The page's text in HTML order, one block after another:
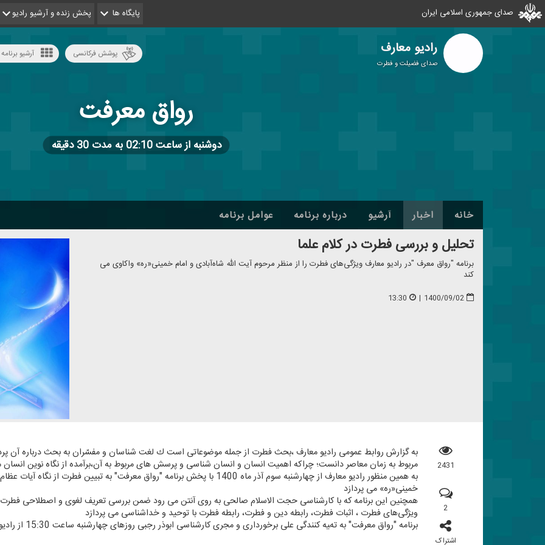
صدای جمهوری اسلامی ایران پایگاه ها پخش زنده و آرشیو رادیو
رادیو معارف
صدای فضیلت و فطرت
آرشیو پوشش فرکانسی
رواق معرفت
دوشنبه از ساعت 02:10 به مدت 30 دقیقه
خانه اخبار آرشیو درباره برنامه عوامل برنامه
تحلیل و بررسی فطرت در كلام علما
برنامه "رواق معرف "در رادیو معارف ویژگی‌های فطرت را از منظر مرحوم آیت الله شاه‌آبادی و امام خمینی«ره» واكاوی می
كند
1400/09/02
|
13:30
2431
2
اشتراک
به گزارش روابط عمومی رادیو معارف ،‌بحث فطرت از جمله موضوعاتی است ك لغت شناسان و مفسّران به بحث درباره آن
مربوط به زمان معاصر دانست؛ چراكه اهمیت انسان و انسان شناسی و پرسش های مربوط به آن،برآمده از نگاه نوین
به همین منظور رادیو معارف از چهارشنبه سوم آذر ماه 1400 با پخش برنامه "رواق معرفت" به تبیین
خمینی«ره» می پردازد
همچنین این برنامه كه با كارشناسی حجت الاسلام صالحی به روی آنتن می رود ضمن بررسی تعریف لغوی و اصطلاحی
ویژگی‌های فطرت ، اثبات فطرت، رابطه دین و فطرت،‌ رابطه فطرت با توحید و خداشناسی می پردازد
برنامه "رواق معرفت" به تهیه كنندگی علی برخورداری و مجری كارشناسی ابوذر رجبی روزهای چهارشنبه ساعت 15:30 از رادیو معارف پخش می شود